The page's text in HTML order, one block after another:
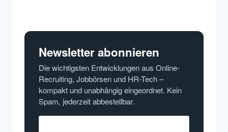
Newsletter abonnieren
Die wichtigsten Entwicklungen aus Online-
Recruiting, Jobbörsen und HR-Tech –
kompakt und unabhängig eingeordnet. Kein
Spam, jederzeit abbestellbar.